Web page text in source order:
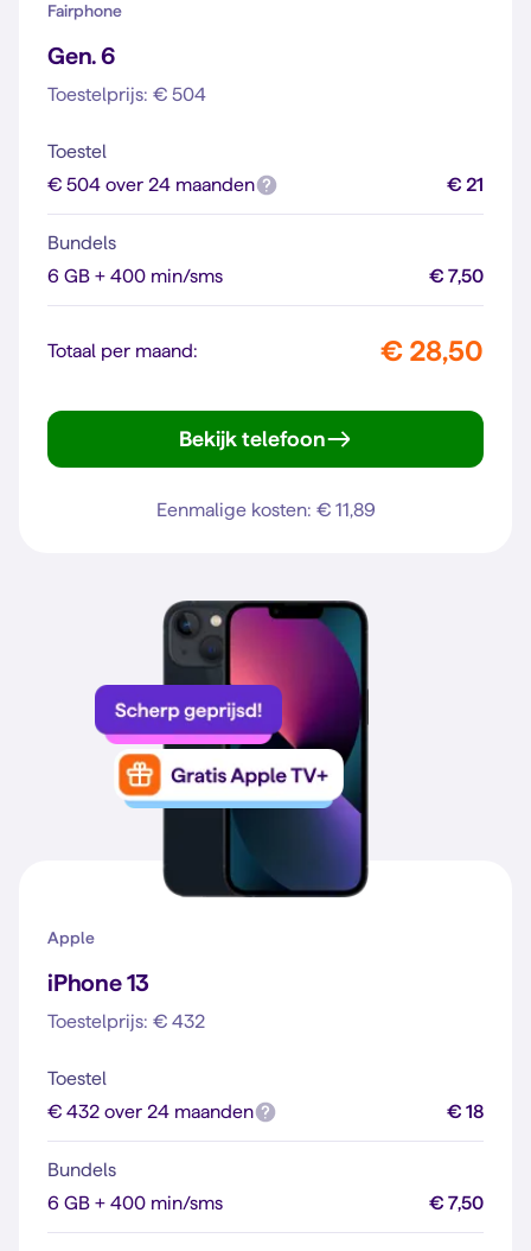
Fairphone
Gen. 6
Toestelprijs: € 504
Toestel
€ 504 over 24 maanden
€ 21
Bundels
6 GB + 400 min/sms
€ 7,50
Totaal per maand: € 28,50
Bekijk telefoon
Eenmalige kosten: € 11,89
Apple
iPhone 13
Toestelprijs: € 432
Toestel
€ 432 over 24 maanden
€ 18
Bundels
6 GB + 400 min/sms
€ 7,50